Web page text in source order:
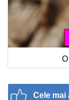
Cele mai